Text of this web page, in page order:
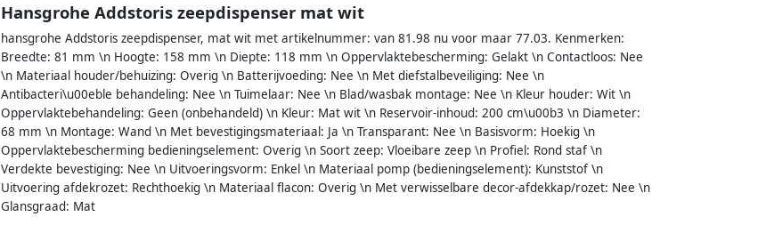
Hansgrohe Addstoris zeepdispenser mat wit
hansgrohe Addstoris zeepdispenser, mat wit met artikelnummer: van 81.98 nu voor maar 77.03. Kenmerken:
Breedte: 81 mm \n Hoogte: 158 mm \n Diepte: 118 mm \n Oppervlaktebescherming: Gelakt \n Contactloos: Nee
\n Materiaal houder/behuizing: Overig \n Batterijvoeding: Nee \n Met diefstalbeveiliging: Nee \n
Antibacteri\u00eble behandeling: Nee \n Tuimelaar: Nee \n Blad/wasbak montage: Nee \n Kleur houder: Wit \n
Oppervlaktebehandeling: Geen (onbehandeld) \n Kleur: Mat wit \n Reservoir-inhoud: 200 cm\u00b3 \n Diameter:
68 mm \n Montage: Wand \n Met bevestigingsmateriaal: Ja \n Transparant: Nee \n Basisvorm: Hoekig \n
Oppervlaktebescherming bedieningselement: Overig \n Soort zeep: Vloeibare zeep \n Profiel: Rond staf \n
Verdekte bevestiging: Nee \n Uitvoeringsvorm: Enkel \n Materiaal pomp (bedieningselement): Kunststof \n
Uitvoering afdekrozet: Rechthoekig \n Materiaal flacon: Overig \n Met verwisselbare decor-afdekkap/rozet: Nee \n
Glansgraad: Mat